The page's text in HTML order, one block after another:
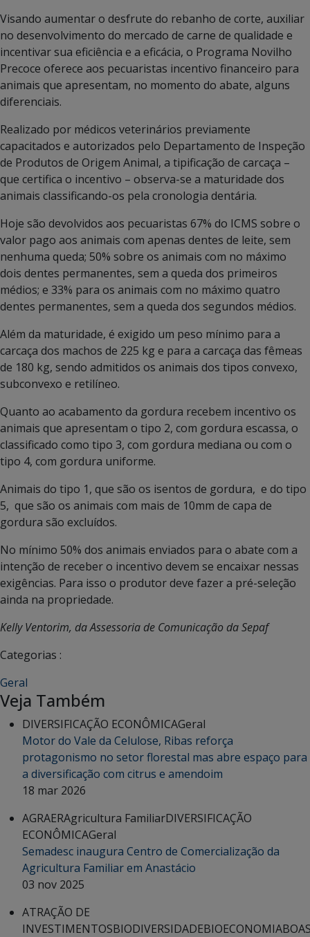
Visando aumentar o desfrute do rebanho de corte, auxiliar
no desenvolvimento do mercado de carne de qualidade e
incentivar sua eficiência e a eficácia, o Programa Novilho
Precoce oferece aos pecuaristas incentivo financeiro para
animais que apresentam, no momento do abate, alguns
diferenciais.
Realizado por médicos veterinários previamente
capacitados e autorizados pelo Departamento de Inspeção
de Produtos de Origem Animal, a tipificação de carcaça –
que certifica o incentivo – observa-se a maturidade dos
animais classificando-os pela cronologia dentária.
Hoje são devolvidos aos pecuaristas 67% do ICMS sobre o
valor pago aos animais com apenas dentes de leite, sem
nenhuma queda; 50% sobre os animais com no máximo
dois dentes permanentes, sem a queda dos primeiros
médios; e 33% para os animais com no máximo quatro
dentes permanentes, sem a queda dos segundos médios.
Além da maturidade, é exigido um peso mínimo para a
carcaça dos machos de 225 kg e para a carcaça das fêmeas
de 180 kg, sendo admitidos os animais dos tipos convexo,
subconvexo e retilíneo.
Quanto ao acabamento da gordura recebem incentivo os
animais que apresentam o tipo 2, com gordura escassa, o
classificado como tipo 3, com gordura mediana ou com o
tipo 4, com gordura uniforme.
Animais do tipo 1, que são os isentos de gordura, e do tipo
5, que são os animais com mais de 10mm de capa de
gordura são excluídos.
No mínimo 50% dos animais enviados para o abate com a
intenção de receber o incentivo devem se encaixar nessas
exigências. Para isso o produtor deve fazer a pré-seleção
ainda na propriedade.
Kelly Ventorim, da Assessoria de Comunicação da Sepaf
Categorias :
Geral
Veja Também
DIVERSIFICAÇÃO ECONÔMICAGeral
Motor do Vale da Celulose, Ribas reforça
protagonismo no setor florestal mas abre espaço para
a diversificação com citrus e amendoim
18 mar 2026
AGRAERAgricultura FamiliarDIVERSIFICAÇÃO
ECONÔMICAGeral
Semadesc inaugura Centro de Comercialização da
Agricultura Familiar em Anastácio
03 nov 2025
ATRAÇÃO DE
INVESTIMENTOSBIODIVERSIDADEBIOECONOMIA